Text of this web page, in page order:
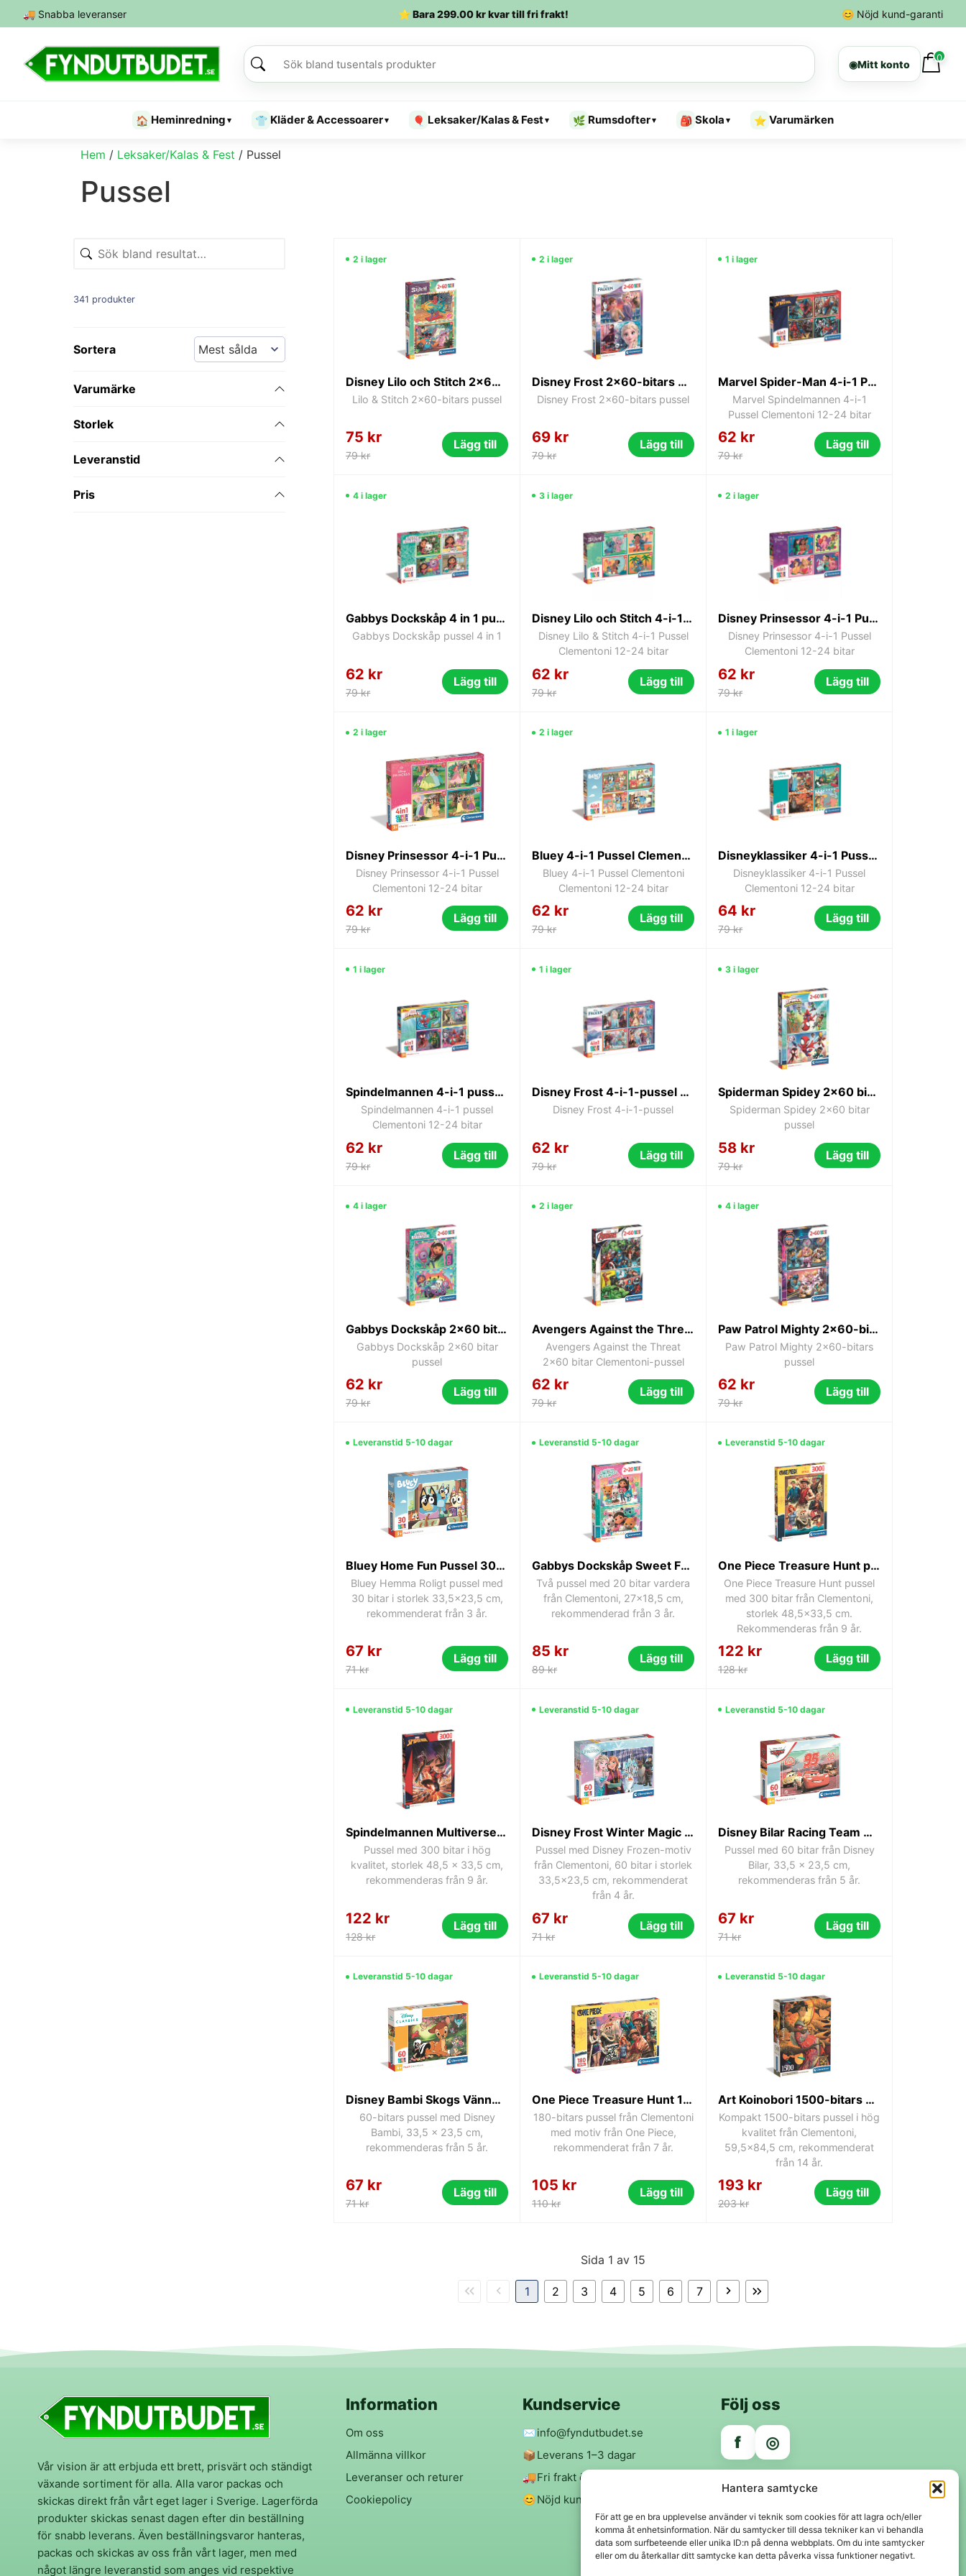
Hantera samtycke
För att ge en bra upplevelse använder vi teknik som cookies för att lagra och/eller
komma åt enhetsinformation. När du samtycker till dessa tekniker kan vi behandla
data som surfbeteende eller unika ID:n på denna webbplats. Om du inte samtycker
eller om du återkallar ditt samtycke kan detta påverka vissa funktioner negativt.
🚚 Snabba leveranser ⭐ Bara299.00krkvar till fri frakt! 😊 Nöjd kund-garanti
◉Mitt konto
0
🏠 Heminredning ▾ 👕 Kläder & Accessoarer▾ 🎈 Leksaker/Kalas & Fest▾ 🌿 Rumsdofter▾ 🎒 Skola ▾ ⭐ Varumärken
Hem / Leksaker/Kalas & Fest / Pussel
Pussel
341 produkter
Sortera
Varumärke
Storlek
Leveranstid
Pris
2 i lager
Disney Lilo och Stitch 2x60-bitars pussel
Lilo & Stitch 2x60-bitars pussel
75 kr
79 kr
Lägg till
2 i lager
Disney Frost 2x60-bitars pussel
Disney Frost 2x60-bitars pussel
69 kr
79 kr
Lägg till
1 i lager
Marvel Spider-Man 4-i-1 Pussel 12-24 bitar Clementoni
Marvel Spindelmannen 4-i-1
Pussel Clementoni 12-24 bitar
62 kr
79 kr
Lägg till
4 i lager
Gabbys Dockskåp 4 in 1 pussel
Gabbys Dockskåp pussel 4 in 1
62 kr
79 kr
Lägg till
3 i lager
Disney Lilo och Stitch 4-i-1 Pussel 12-24 bitar Clementoni
Disney Lilo & Stitch 4-i-1 Pussel
Clementoni 12-24 bitar
62 kr
79 kr
Lägg till
2 i lager
Disney Prinsessor 4-i-1 Pussel 12-24 bitar Clementoni
Disney Prinsessor 4-i-1 Pussel
Clementoni 12-24 bitar
62 kr
79 kr
Lägg till
2 i lager
Disney Prinsessor 4-i-1 Pussel Clementoni 12-24 bitar
Disney Prinsessor 4-i-1 Pussel
Clementoni 12-24 bitar
62 kr
79 kr
Lägg till
2 i lager
Bluey 4-i-1 Pussel Clementoni Clementoni 12-24 bitar
Bluey 4-i-1 Pussel Clementoni
Clementoni 12-24 bitar
62 kr
79 kr
Lägg till
1 i lager
Disneyklassiker 4-i-1 Pussel Clementoni 12-24 bitar
Disneyklassiker 4-i-1 Pussel
Clementoni 12-24 bitar
64 kr
79 kr
Lägg till
1 i lager
Spindelmannen 4-i-1 pussel Clementoni 12-24 bitar
Spindelmannen 4-i-1 pussel
Clementoni 12-24 bitar
62 kr
79 kr
Lägg till
1 i lager
Disney Frost 4-i-1-pussel 12-24 bitar
Disney Frost 4-i-1-pussel
62 kr
79 kr
Lägg till
3 i lager
Spiderman Spidey 2x60 bitar pussel
Spiderman Spidey 2x60 bitar
pussel
58 kr
79 kr
Lägg till
4 i lager
Gabbys Dockskåp 2x60 bitar pussel
Gabbys Dockskåp 2x60 bitar
pussel
62 kr
79 kr
Lägg till
2 i lager
Avengers Against the Threat 2x60 bitar Clementoni-pussel
Avengers Against the Threat
2x60 bitar Clementoni-pussel
62 kr
79 kr
Lägg till
4 i lager
Paw Patrol Mighty 2x60-bitars pussel
Paw Patrol Mighty 2x60-bitars
pussel
62 kr
79 kr
Lägg till
Leveranstid 5-10 dagar
Bluey Home Fun Pussel 30 bitar – Clementoni SuperColor 33,5 x 23,5 cm
Bluey Hemma Roligt pussel med
30 bitar i storlek 33,5x23,5 cm,
rekommenderat från 3 år.
67 kr
71 kr
Lägg till
Leveranstid 5-10 dagar
Gabbys Dockskåp Sweet Friends 2x20 bitars pussel Clementoni
Två pussel med 20 bitar vardera
från Clementoni, 27x18,5 cm,
rekommenderad från 3 år.
85 kr
89 kr
Lägg till
Leveranstid 5-10 dagar
One Piece Treasure Hunt pussel 300 bitar Clementoni 48,5x33,5 cm
One Piece Treasure Hunt pussel
med 300 bitar från Clementoni,
storlek 48,5x33,5 cm.
Rekommenderas från 9 år.
122 kr
128 kr
Lägg till
Leveranstid 5-10 dagar
Spindelmannen Multiverse pussel 300 bitar Clementoni
Pussel med 300 bitar i hög
kvalitet, storlek 48,5 x 33,5 cm,
rekommenderas från 9 år.
122 kr
128 kr
Lägg till
Leveranstid 5-10 dagar
Disney Frost Winter Magic Clementoni 60-bitars pussel 33,5x23,5 cm
Pussel med Disney Frozen-motiv
från Clementoni, 60 bitar i storlek
33,5x23,5 cm, rekommenderat
från 4 år.
67 kr
71 kr
Lägg till
Leveranstid 5-10 dagar
Disney Bilar Racing Team 60-bitars pussel Clementoni
Pussel med 60 bitar från Disney
Bilar, 33,5 x 23,5 cm,
rekommenderas från 5 år.
67 kr
71 kr
Lägg till
Leveranstid 5-10 dagar
Disney Bambi Skogs Vänner 60-bitars Clementoni pussel
60-bitars pussel med Disney
Bambi, 33,5 x 23,5 cm,
rekommenderas från 5 år.
67 kr
71 kr
Lägg till
Leveranstid 5-10 dagar
One Piece Treasure Hunt 180-bitars Clementoni pussel 48,5x33,5 cm
180-bitars pussel från Clementoni
med motiv från One Piece,
rekommenderat från 7 år.
105 kr
110 kr
Lägg till
Leveranstid 5-10 dagar
Art Koinobori 1500-bitars kompakt pussel Clementoni 59,5x84,5 cm
Kompakt 1500-bitars pussel i hög
kvalitet från Clementoni,
59,5x84,5 cm, rekommenderat
från 14 år.
193 kr
203 kr
Lägg till
Sida 1 av 15
1 2 3 4 5 6 7
Vår vision är att erbjuda ett brett, prisvärt och ständigt
växande sortiment för alla. Alla varor packas och
skickas direkt från vårt eget lager i Sverige. Lagerförda
produkter skickas senast dagen efter din beställning
för snabb leverans. Även beställningsvaror hanteras,
packas och skickas av oss från vårt lager, men med
något längre leveranstid som anges vid respektive
Information
Om oss
Allmänna villkor
Leveranser och returer
Cookiepolicy
Kundservice
✉️info@fyndutbudet.se
📦 Leverans 1–3 dagar
🚚Fri frakt över 299 kr
😊Nöjd kund-garanti
Följ oss
f ◎
Trygga betalningar
Klarna VISA Mastercard Swish